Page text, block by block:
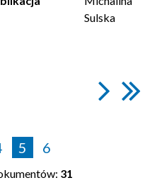
Sulska
5 6
31